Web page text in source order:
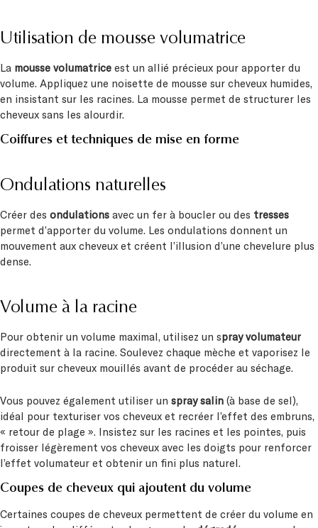
Utilisation de mousse volumatrice
La mousse volumatrice est un allié précieux pour apporter du
volume. Appliquez une noisette de mousse sur cheveux humides,
en insistant sur les racines. La mousse permet de structurer les
cheveux sans les alourdir.
Coiffures et techniques de mise en forme
Ondulations naturelles
Créer des ondulations avec un fer à boucler ou des tresses
permet d’apporter du volume. Les ondulations donnent un
mouvement aux cheveux et créent l’illusion d’une chevelure plus
dense.
Volume à la racine
Pour obtenir un volume maximal, utilisez un spray volumateur
directement à la racine. Soulevez chaque mèche et vaporisez le
produit sur cheveux mouillés avant de procéder au séchage.
Vous pouvez également utiliser un spray salin (à base de sel),
idéal pour texturiser vos cheveux et recréer l’effet des embruns,
« retour de plage ». Insistez sur les racines et les pointes, puis
froisser légèrement vos cheveux avec les doigts pour renforcer
l’effet volumateur et obtenir un fini plus naturel.
Coupes de cheveux qui ajoutent du volume
Certaines coupes de cheveux permettent de créer du volume en